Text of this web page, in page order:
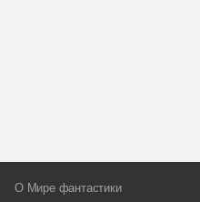
О Мире фантастики